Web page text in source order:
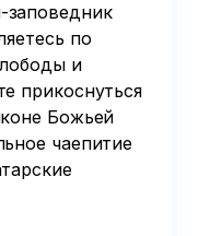
по
и
прикоснуться
Божьей
чаепитие